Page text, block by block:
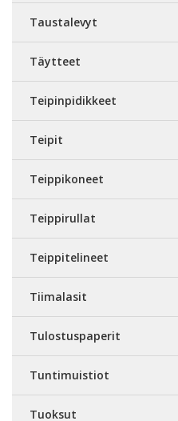
Taustalevyt
Täytteet
Teipinpidikkeet
Teipit
Teippikoneet
Teippirullat
Teippitelineet
Tiimalasit
Tulostuspaperit
Tuntimuistiot
Tuoksut